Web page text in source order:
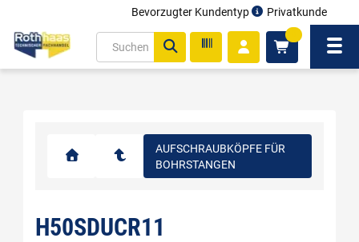
Bevorzugter Kundentyp Privatkunde
AUFSCHRAUBKÖPFE FÜR
BOHRSTANGEN
H50SDUCR11